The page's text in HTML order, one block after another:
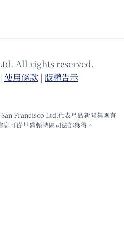
All rights reserved.
| 使⽤條款 | 版權告⽰
Francisco Ltd.代表星島新聞集團有
可從華盛頓特區司法部獲得。